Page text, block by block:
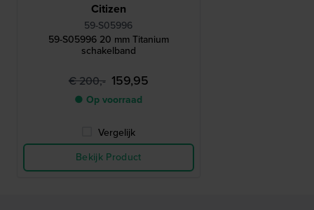
Citizen
59-S05996
59-S05996 20 mm Titanium
schakelband
€ 200,- 159,95
● Op voorraad
Vergelijk
Bekijk Product